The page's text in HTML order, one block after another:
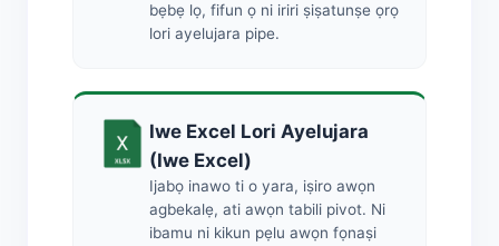
bẹbẹ lọ, fifun ọ ni iriri ṣiṣatunṣe ọrọ
lori ayelujara pipe.
Iwe Excel Lori Ayelujara
(Iwe Excel)
Ijabọ inawo ti o yara, iṣiro awọn
agbekalẹ, ati awọn tabili pivot. Ni
ibamu ni kikun pẹlu awọn fọnaṣi